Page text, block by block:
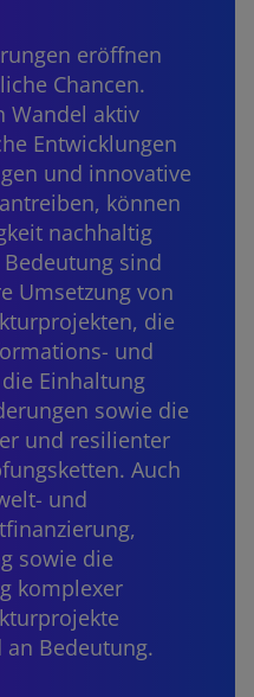
eröffnen
Chancen.
Wandel aktiv
Entwicklungen
und innovative
können
nachhaltig
sind
Umsetzung von
die
und
Einhaltung
sowie die
und resilienter
Auch
und
sowie die
komplexer
Bedeutung.